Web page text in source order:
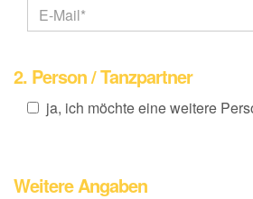
2. Person / Tanzpartner
ja, ich möchte eine weitere
Weitere Angaben